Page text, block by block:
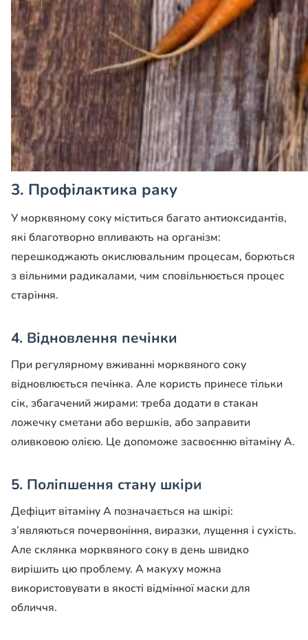
3. Профілактика раку
У морквяному соку міститься багато антиоксидантів,
які благотворно впливають на організм:
перешкоджають окислювальним процесам, борються
з вільними радикалами, чим сповільнюється процес
старіння.
4. Відновлення печінки
При регулярному вживанні морквяного соку
відновлюється печінка. Але користь принесе тільки
сік, збагачений жирами: треба додати в стакан
ложечку сметани або вершків, або заправити
оливковою олією. Це допоможе засвоєнню вітаміну А.
5. Поліпшення стану шкіри
Дефіцит вітаміну А позначається на шкірі:
з’являються почервоніння, виразки, лущення і сухість.
Але склянка морквяного соку в день швидко
вирішить цю проблему. А макуху можна
використовувати в якості відмінної маски для
обличчя.